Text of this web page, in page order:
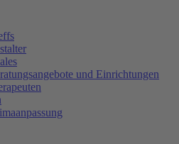
und Einrichtungen